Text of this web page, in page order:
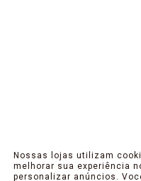
Nossas lojas utilizam
melhorar sua experiência
personalizar anúncios.